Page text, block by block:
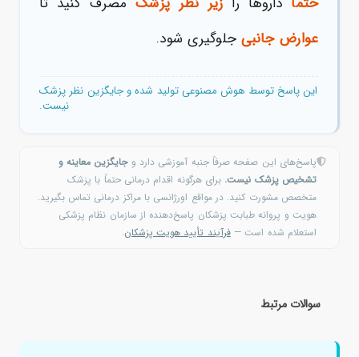
عوارض جانبی جلوگیری شود.
این پاسخ توسط هوش مصنوعی تولید شده و جایگزین نظر پزشک
نیست.
پاسخ‌های این صفحه صرفاً جنبه آموزشی دارد وجایگزین معاینه و
تشخیص پزشک نیست. برای هرگونه اقدام درمانی حتماً با پزشک
متخصص مشورت کنید. در مواقع اورژانسی با مراکز درمانی تماس بگیرید.
هویت و پروانه طبابت پزشکان پاسخ‌دهنده از سازمان نظام پزشکی
استعلام شده است —فرآیند تأیید هویت پزشکان.
سوالات مرتبط